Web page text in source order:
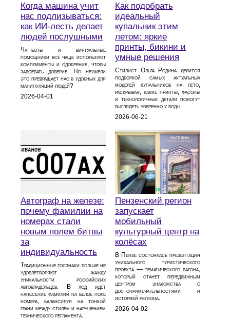
Когда машина учит
нас подлизываться:
как ИИ-лесть делает
людей послушными
Чат-боты и виртуальные
помощники всё чаще используют
комплименты и одобрение, чтобы
завоевать доверие. Но неужели
это превращает нас в удобных для
манипуляций людей?
2026-04-01
Как подобрать
идеальный
купальник этим
летом: яркие
принты, бикини и
умные решения
Стилист Ольга Родина делится
подборкой самых актуальных
моделей купальников на лето,
раскрывая, какие принты, фасоны
и технологичные детали помогут
выглядеть уверенно у воды.
2026-06-21
Автограф на железе:
почему фамилии на
номерах стали
новым полем битвы
за
индивидуальность
Традиционные госзнаки больше не
удовлетворяют жажду
уникальности российских
автовладельцев. В ход идёт
нанесение фамилий на белое поле
номера, балансируя на тонкой
грани между стилем и нарушением
технического регламента.
Пензенский регион
запускает
мобильный
культурный центр на
колёсах
В Пензе состоялась презентация
уникального туристического
проекта — тематического вагона,
который станет передвижным
центром знакомства с
достопримечательностями и
историей региона.
2026-04-02